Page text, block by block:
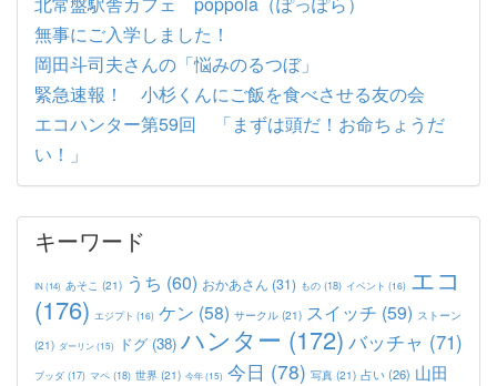
無事にご入学しました！
岡田斗司夫さんの「悩みのるつぼ」
緊急速報！ 小杉くんにご飯を食べさせる友の会
エコハンター第59回 「まずは頭だ！お命ちょうだ
い！」
キーワード
IN(14) あそこ (21) うち (60) おかあさん (31) もの (18) イベント (16) エコ
(176) エジプト (16) ケン (58) サークル (21) スイッチ (59) ストーン
(21) ダーリン(15) ドグ (38) ハンター (172) バッチャ (71)
ブッダ (17) マペ (18) 世界 (21) 今年(15) 今日 (78) 写真 (21) 占い(26) 山田